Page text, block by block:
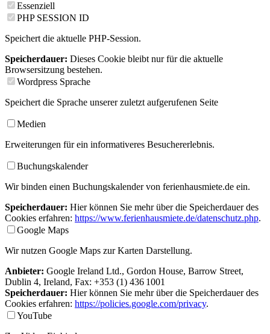
Essenziell
PHP SESSION ID
Speichert die aktuelle PHP-Session.
Speicherdauer: Dieses Cookie bleibt nur für die aktuelle
Browsersitzung bestehen.
Wordpress Sprache
Speichert die Sprache unserer zuletzt aufgerufenen Seite
Medien
Erweiterungen für ein informativeres Besuchererlebnis.
Buchungskalender
Wir binden einen Buchungskalender von ferienhausmiete.de ein.
Speicherdauer: Hier können Sie mehr über die Speicherdauer des
Cookies erfahren: https://www.ferienhausmiete.de/datenschutz.php.
Google Maps
Wir nutzen Google Maps zur Karten Darstellung.
Anbieter: Google Ireland Ltd., Gordon House, Barrow Street,
Dublin 4, Ireland, Fax: +353 (1) 436 1001
Speicherdauer: Hier können Sie mehr über die Speicherdauer des
Cookies erfahren: https://policies.google.com/privacy.
YouTube